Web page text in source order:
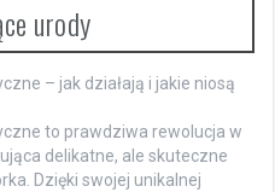
urody
– jak działają i jakie niosą
to prawdziwa rewolucja w
delikatne, ale skuteczne
Dzięki swojej unikalnej